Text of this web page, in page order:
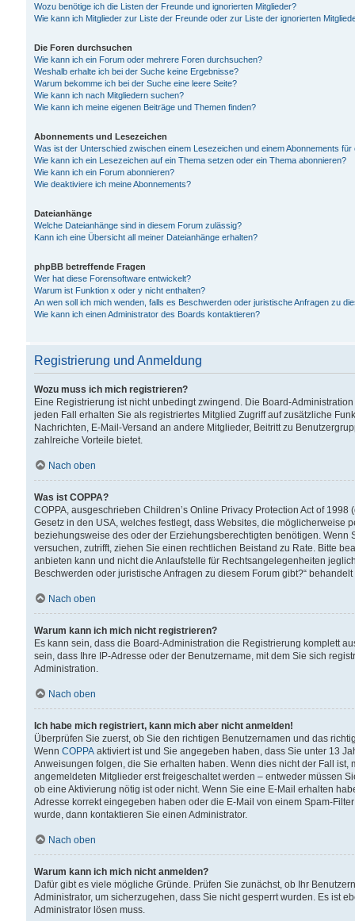
Wozu benötige ich die Listen der Freunde und ignorierten Mitglieder?
Wie kann ich Mitglieder zur Liste der Freunde oder zur Liste der ignorierten
Die Foren durchsuchen
Wie kann ich ein Forum oder mehrere Foren durchsuchen?
Weshalb erhalte ich bei der Suche keine Ergebnisse?
Warum bekomme ich bei der Suche eine leere Seite?
Wie kann ich nach Mitgliedern suchen?
Wie kann ich meine eigenen Beiträge und Themen finden?
Abonnements und Lesezeichen
Was ist der Unterschied zwischen einem Lesezeichen und einem Abonnements
Wie kann ich ein Lesezeichen auf ein Thema setzen oder ein Thema abonnieren?
Wie kann ich ein Forum abonnieren?
Wie deaktiviere ich meine Abonnements?
Dateianhänge
Welche Dateianhänge sind in diesem Forum zulässig?
Kann ich eine Übersicht all meiner Dateianhänge erhalten?
phpBB betreffende Fragen
Wer hat diese Forensoftware entwickelt?
Warum ist Funktion x oder y nicht enthalten?
An wen soll ich mich wenden, falls es Beschwerden oder juristische Anfragen zu
Wie kann ich einen Administrator des Boards kontaktieren?
Registrierung und Anmeldung
Wozu muss ich mich registrieren?
Eine Registrierung ist nicht unbedingt zwingend. Die Board-
jeden Fall erhalten Sie als registriertes Mitglied Zugriff auf zusätzliche
Nachrichten, E-Mail-Versand an andere Mitglieder, Beitritt zu
zahlreiche Vorteile bietet.
Nach oben
Was ist COPPA?
COPPA, ausgeschrieben Children’s Online Privacy Protection Act of
Gesetz in den USA, welches festlegt, dass Websites, die
beziehungsweise des oder der Erziehungsberechtigten benötigen.
versuchen, zutrifft, ziehen Sie einen rechtlichen Beistand zu Rate. Bitte
anbieten kann und nicht die Anlaufstelle für Rechtsangelegenheiten
Beschwerden oder juristische Anfragen zu diesem Forum gibt?“
Nach oben
Warum kann ich mich nicht registrieren?
Es kann sein, dass die Board-Administration die Registrierung komplett
sein, dass Ihre IP-Adresse oder der Benutzername, mit dem Sie sich
Administration.
Nach oben
Ich habe mich registriert, kann mich aber nicht anmelden!
Überprüfen Sie zuerst, ob Sie den richtigen Benutzernamen und das
Wenn COPPA aktiviert ist und Sie angegeben haben, dass Sie unter 13
Anweisungen folgen, die Sie erhalten haben. Wenn dies nicht der Fall
angemeldeten Mitglieder erst freigeschaltet werden – entweder müssen
ob eine Aktivierung nötig ist oder nicht. Wenn Sie eine E-Mail erhalten
Adresse korrekt eingegeben haben oder die E-Mail von einem Spam-
wurde, dann kontaktieren Sie einen Administrator.
Nach oben
Warum kann ich mich nicht anmelden?
Dafür gibt es viele mögliche Gründe. Prüfen Sie zunächst, ob Ihr
Administrator, um sicherzugehen, dass Sie nicht gesperrt wurden. Es ist
Administrator lösen muss.